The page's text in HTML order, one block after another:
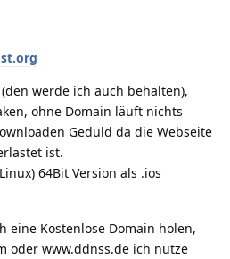
werde ich auch behalten),
ohne Domain läuft nichts
Geduld da die Webseite
ist.
64Bit Version als .ios
eine Kostenlose Domain holen,
oder www.ddnss.de ich nutze